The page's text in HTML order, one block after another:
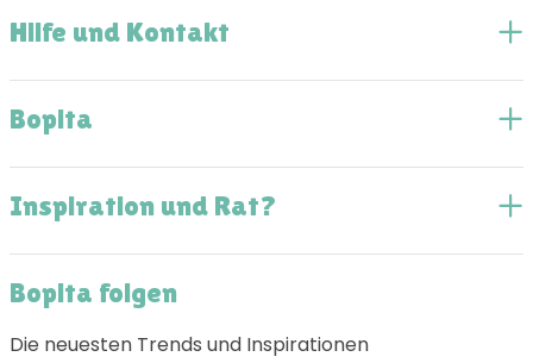
Hilfe und Kontakt
Bopita
Inspiration und Rat?
Bopita folgen
Die neuesten Trends und Inspirationen